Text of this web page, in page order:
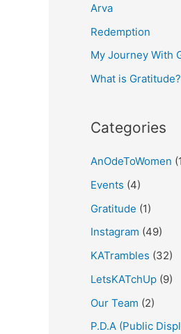
f
o
r
:
Arva
Redemption
My Journey With
What is Gratitude?
Categories
AnOdeToWomen
Events (4)
Gratitude (1)
Instagram (49)
KATrambles (32)
LetsKATchUp (9)
Our Team (2)
P.D.A (Public